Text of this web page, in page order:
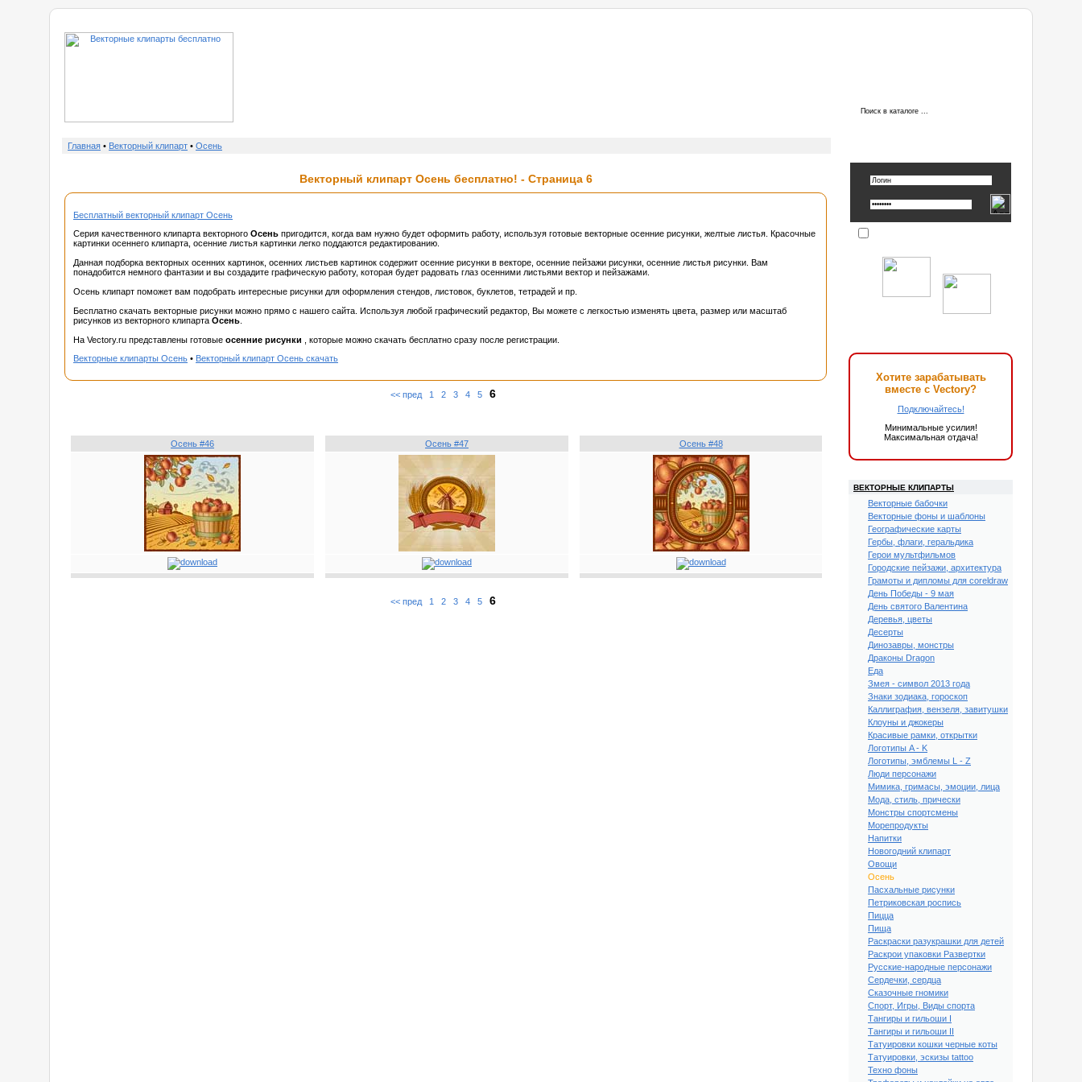
Главная • Векторный клипарт • Осень
Векторный клипарт Осень бесплатно! - Страница 6
Бесплатный векторный клипарт Осень
Серия качественного клипарта векторного Осень пригодится, когда вам нужно будет оформить работу, используя готовые векторные осенние рисунки, желтые листья. Красочные
картинки осеннего клипарта, осенние листья картинки легко поддаются редактированию.
Данная подборка векторных осенних картинок, осенних листьев картинок содержит осенние рисунки в векторе, осенние пейзажи рисунки, осенние листья рисунки. Вам
понадобится немного фантазии и вы создадите графическую работу, которая будет радовать глаз осенними листьями вектор и пейзажами.
Осень клипарт поможет вам подобрать интересные рисунки для оформления стендов, листовок, буклетов, тетрадей и пр.
Бесплатно скачать векторные рисунки можно прямо с нашего сайта. Используя любой графический редактор, Вы можете с легкостью изменять цвета, размер или масштаб
рисунков из векторного клипарта Осень
На Vectory.ru представлены готовые осенние рисунки
, которые можно скачать бесплатно сразу после регистрации.
Векторные клипарты Осень • Векторный клипарт Осень скачать
<< пред 1 2 3 4 5 6
Осень #46 Осень #47 Осень #48
<< пред 1 2 3 4 5 6
Хотите зарабатывать
вместе с Vectory?
Подключайтесь!
Минимальные усилия!
Максимальная отдача!
ВЕКТОРНЫЕ КЛИПАРТЫ
Векторные бабочки
Векторные фоны и шаблоны
Географические карты
Гербы, флаги, геральдика
Герои мультфильмов
Городские пейзажи, архитектура
Грамоты и дипломы для coreldraw
День Победы - 9 мая
День святого Валентина
Деревья, цветы
Десерты
Динозавры, монстры
Драконы Dragon
Еда
Змея - символ 2013 года
Знаки зодиака, гороскоп
Каллиграфия, вензеля, завитушки
Клоуны и джокеры
Красивые рамки, открытки
Логотипы A - K
Логотипы, эмблемы L - Z
Люди персонажи
Мимика, гримасы, эмоции, лица
Мода, стиль, прически
Монстры спортсмены
Морепродукты
Напитки
Новогодний клипарт
Овощи
Осень
Пасхальные рисунки
Петриковская роспись
Пицца
Пища
Раскраски разукрашки для детей
Раскрои упаковки Развертки
Русские-народные персонажи
Сердечки, сердца
Сказочные гномики
Спорт, Игры, Виды спорта
Тангиры и гильоши I
Тангиры и гильоши II
Татуировки кошки черные коты
Татуировки, эскизы tattoo
Техно фоны